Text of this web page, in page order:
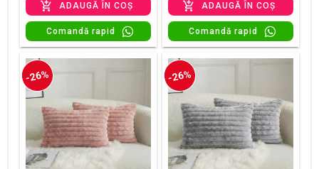
ADAUGĂ ÎN COȘ
Comandă rapid
ADAUGĂ ÎN COȘ
Comandă rapid
-26% -26%